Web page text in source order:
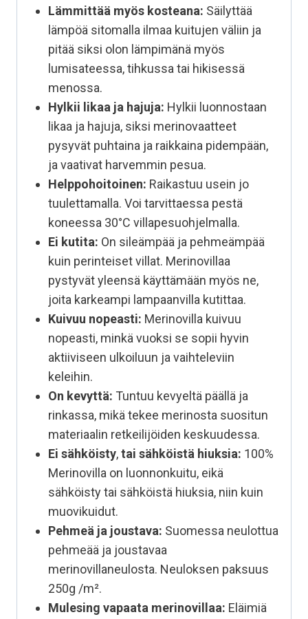
Lämmittää myös kosteana: Säilyttää
lämpöä sitomalla ilmaa kuitujen väliin ja
pitää siksi olon lämpimänä myös
lumisateessa, tihkussa tai hikisessä
menossa.
Hylkii likaa ja hajuja: Hylkii luonnostaan
likaa ja hajuja, siksi merinovaatteet
pysyvät puhtaina ja raikkaina pidempään,
ja vaativat harvemmin pesua.
Helppohoitoinen: Raikastuu usein jo
tuulettamalla. Voi tarvittaessa pestä
koneessa 30°C villapesuohjelmalla.
Ei kutita: On sileämpää ja pehmeämpää
kuin perinteiset villat. Merinovillaa
pystyvät yleensä käyttämään myös ne,
joita karkeampi lampaanvilla kutittaa.
Kuivuu nopeasti: Merinovilla kuivuu
nopeasti, minkä vuoksi se sopii hyvin
aktiiviseen ulkoiluun ja vaihteleviin
keleihin.
On kevyttä: Tuntuu kevyeltä päällä ja
rinkassa, mikä tekee merinosta suositun
materiaalin retkeilijöiden keskuudessa.
Ei sähköisty,tai sähköistä hiuksia: 100%
Merinovilla on luonnonkuitu, eikä
sähköisty tai sähköistä hiuksia, niin kuin
muovikuidut.
Pehmeä ja joustava: Suomessa neulottua
pehmeää ja joustavaa
merinovillaneulosta. Neuloksen paksuus
250g /m².
Mulesing vapaata merinovillaa: Eläimiä